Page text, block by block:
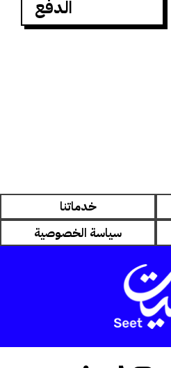
الدفع
خدماتنا
سياسة الخصوصية